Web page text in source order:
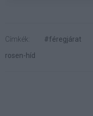
Címkék: #féregjárat
rosen-híd